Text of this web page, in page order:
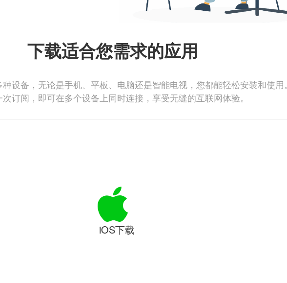
下载适合您需求的应用
设备，无论是手机、平板、电脑还是智能电视，您都能轻松安装和使用。
订阅，即可在多个设备上同时连接，享受无缝的互联网体验。
iOS下载